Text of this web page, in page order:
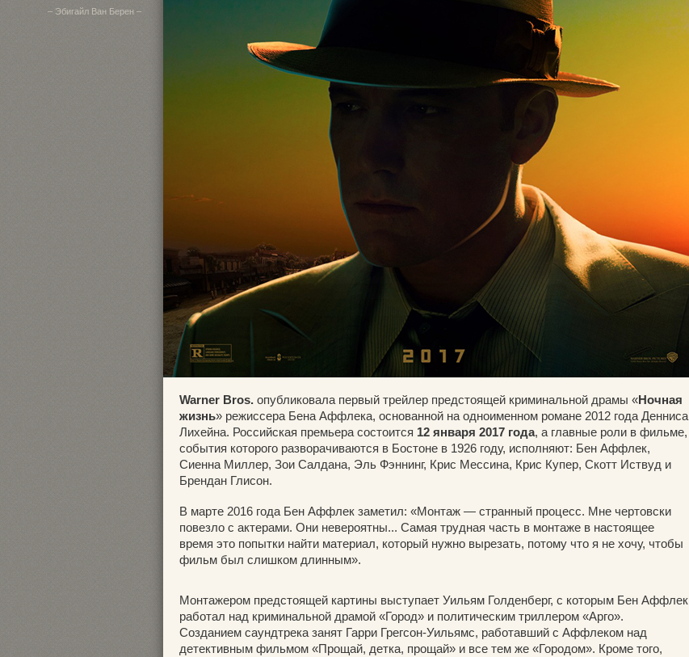
– Эбигайл Ван Берен –
Warner Bros. опубликовала первый трейлер предстоящей криминальной драмы «Ночная
жизнь» режиссера Бена Аффлека, основанной на одноименном романе 2012 года Денниса
Лихейна. Российская премьера состоится 12 января 2017 года, а главные роли в фильме,
события которого разворачиваются в Бостоне в 1926 году, исполняют: Бен Аффлек,
Сиенна Миллер, Зои Салдана, Эль Фэннинг, Крис Мессина, Крис Купер, Скотт Иствуд и
Брендан Глисон.
В марте 2016 года Бен Аффлек заметил: «Монтаж — странный процесс. Мне чертовски
повезло с актерами. Они невероятны... Самая трудная часть в монтаже в настоящее
время это попытки найти материал, который нужно вырезать, потому что я не хочу, чтобы
фильм был слишком длинным».
Монтажером предстоящей картины выступает Уильям Голденберг, с которым Бен Аффлек
работал над криминальной драмой «Город» и политическим триллером «Арго».
Созданием саундтрека занят Гарри Грегсон-Уильямс, работавший с Аффлеком над
детективным фильмом «Прощай, детка, прощай» и все тем же «Городом». Кроме того,